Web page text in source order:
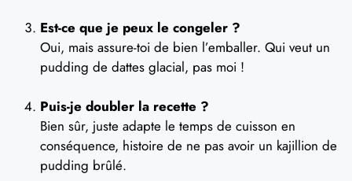
Est-ce que je peux le congeler ?
Oui, mais assure-toi de bien l’emballer. Qui veut un
pudding de dattes glacial, pas moi !
Puis-je doubler la recette ?
Bien sûr, juste adapte le temps de cuisson en
conséquence, histoire de ne pas avoir un kajillion de
pudding brûlé.